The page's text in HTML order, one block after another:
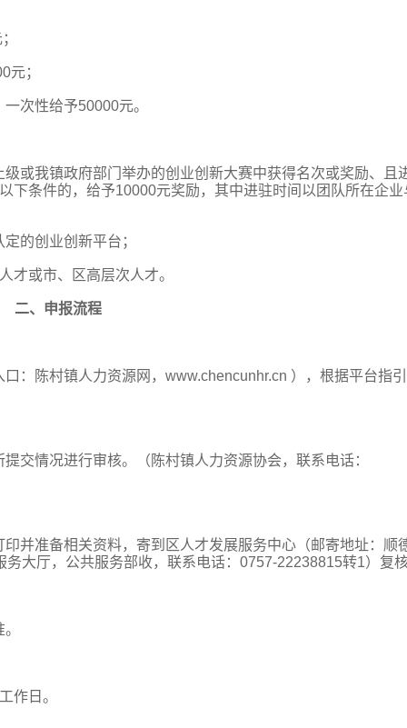
元；
次性给予50000元。
或我镇政府部门举办的创业创新大赛中获得名次或奖励、且
下条件的，给予10000元奖励，其中进驻时间以团队所在企业
的创业创新平台；
才或市、区高层次人才。
二、申报流程
：陈村镇人力资源网，www.chencunhr.cn ），根据平台指
交情况进行审核。（陈村镇人力资源协会，联系电话：
并准备相关资料，寄到区人才发展服务中心（邮寄地址：顺
大厅，公共服务部收，联系电话：0757-22238815转1）复
作日。